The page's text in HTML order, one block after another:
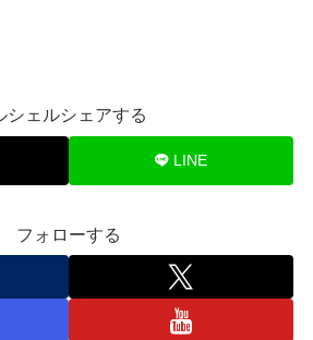
シェルシェアする
LINE
フォローする